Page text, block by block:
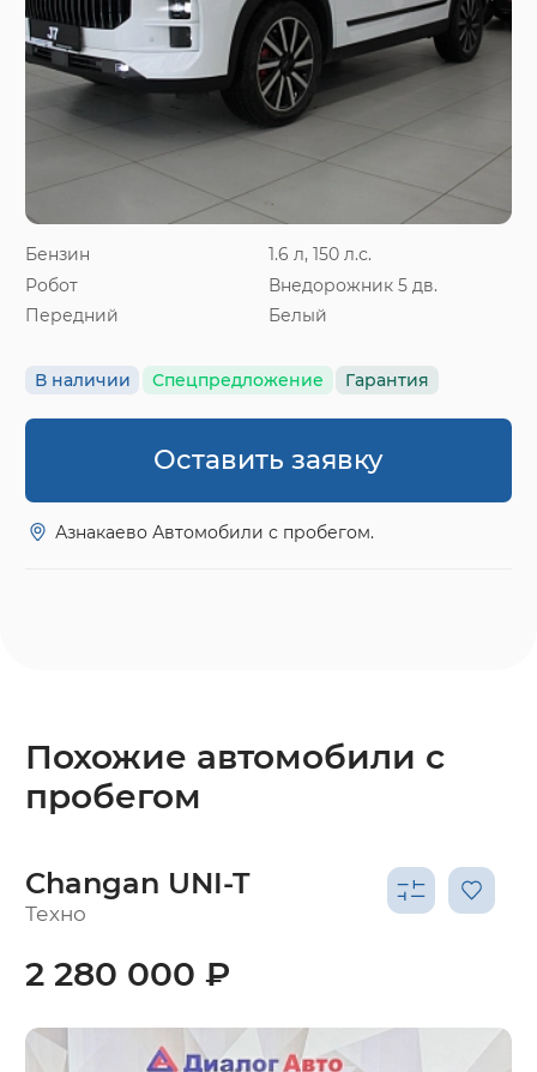
Бензин
1.6 л, 150 л.с.
Робот
Внедорожник 5 дв.
Передний
Белый
В наличии Спецпредложение Гарантия
Оставить заявку
Азнакаево Автомобили с пробегом.
Похожие автомобили с
пробегом
Changan UNI-T
Техно
2 280 000 ₽